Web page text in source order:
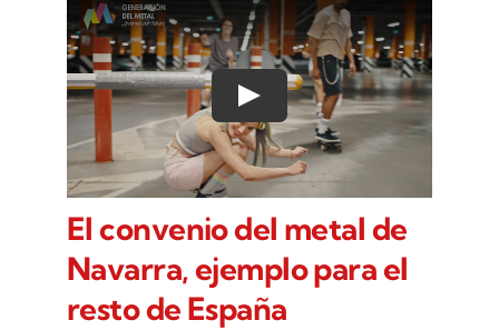
Play
El convenio del metal de
Navarra, ejemplo para el
resto de España